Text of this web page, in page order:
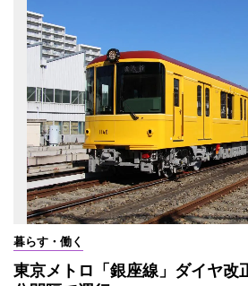
暮らす・働く
東京メトロ「銀座線」ダイヤ